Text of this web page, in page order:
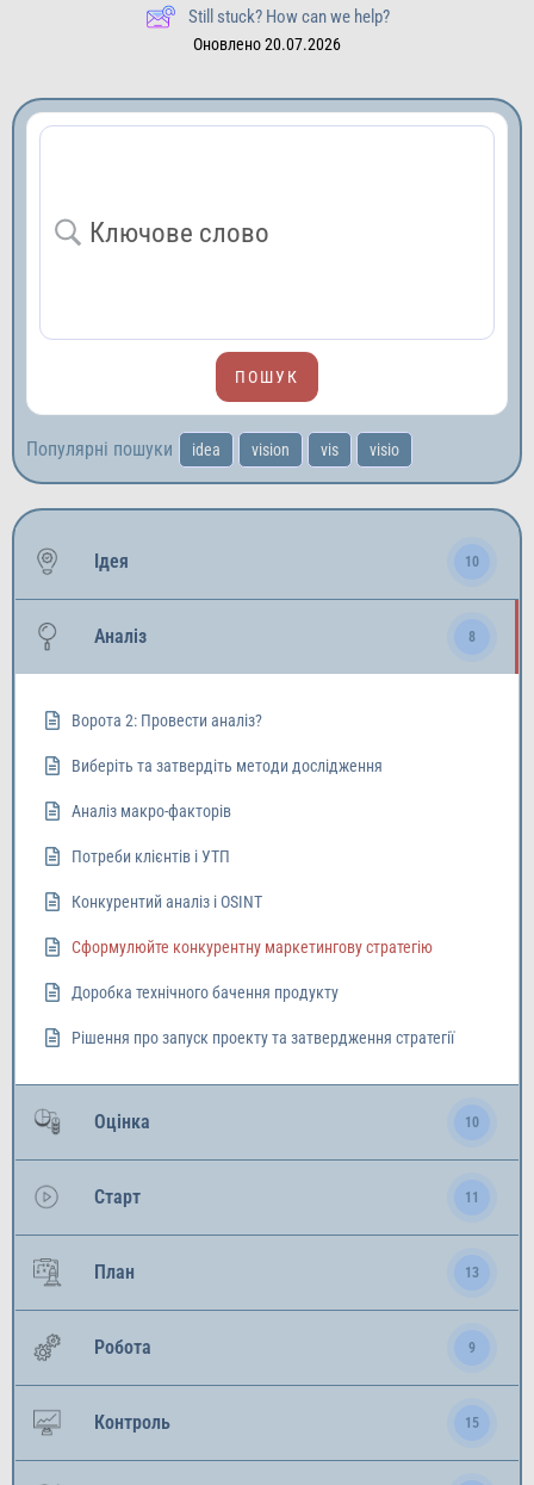
Популярні пошуки idea vision vis visio
Ідея 10
Аналіз 8
Ворота 2: Провести аналіз?
Виберіть та затвердіть методи дослідження
Аналіз макро-факторів
Потреби клієнтів і УТП
Конкурентий аналіз і OSINT
Сформулюйте конкурентну маркетингову стратегію
Доробка технічного бачення продукту
Рішення про запуск проекту та затвердження стратегії
Оцінка 10
Старт 11
План 13
Робота 9
Контроль 15
Still stuck? How can we help?
Оновлено 20.07.2026